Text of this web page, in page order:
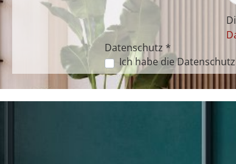
Datenschutz *
Ich habe die